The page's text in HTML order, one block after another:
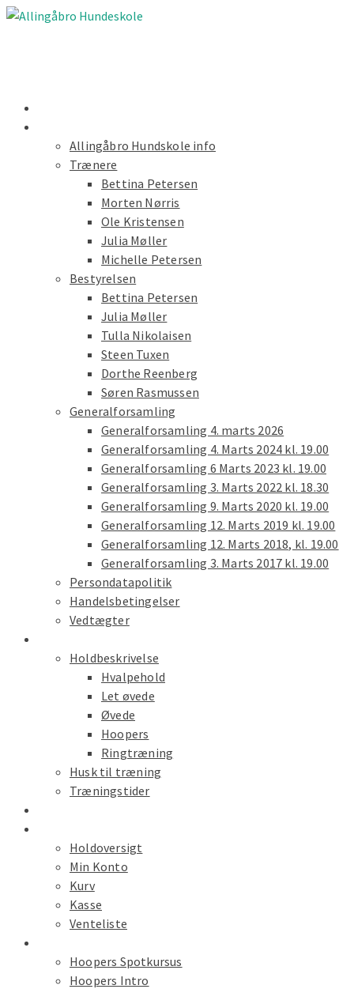
Allingåbro Hundskole info
Trænere
Bettina Petersen
Morten Nørris
Ole Kristensen
Julia Møller
Michelle Petersen
Bestyrelsen
Bettina Petersen
Julia Møller
Tulla Nikolaisen
Steen Tuxen
Dorthe Reenberg
Søren Rasmussen
Generalforsamling
Generalforsamling 4. marts 2026
Generalforsamling 4. Marts 2024 kl. 19.00
Generalforsamling 6 Marts 2023 kl. 19.00
Generalforsamling 3. Marts 2022 kl. 18.30
Generalforsamling 9. Marts 2020 kl. 19.00
Generalforsamling 12. Marts 2019 kl. 19.00
Generalforsamling 12. Marts 2018, kl. 19.00
Generalforsamling 3. Marts 2017 kl. 19.00
Persondatapolitik
Handelsbetingelser
Vedtægter
Holdbeskrivelse
Hvalpehold
Let øvede
Øvede
Hoopers
Ringtræning
Husk til træning
Træningstider
Holdoversigt
Min Konto
Kurv
Kasse
Venteliste
Hoopers Spotkursus
Hoopers Intro